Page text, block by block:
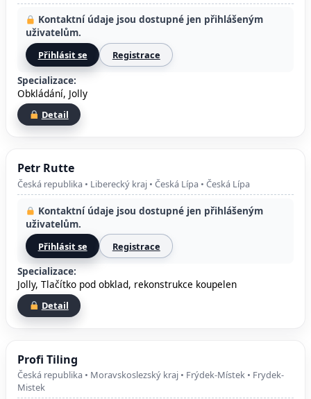
Kontaktní údaje jsou dostupné jen přihlášeným
uživatelům.
Přihlásit se Registrace
Specializace:
Obkládání, Jolly
Detail
Petr Rutte
Česká republika • Liberecký kraj • Česká Lípa • Česká Lípa
Kontaktní údaje jsou dostupné jen přihlášeným
uživatelům.
Přihlásit se Registrace
Specializace:
Jolly, Tlačítko pod obklad, rekonstrukce koupelen
Detail
Profi Tiling
Česká republika • Moravskoslezský kraj • Frýdek-Místek • Frydek-
Mistek